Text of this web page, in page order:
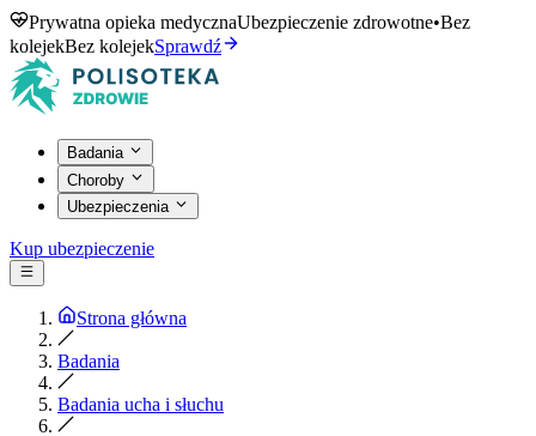
Prywatna opieka medycznaUbezpieczenie zdrowotne•Bez
kolejekBez kolejekSprawdź
Badania
Choroby
Ubezpieczenia
Kup ubezpieczenie
Strona główna
Badania
Badania ucha i słuchu